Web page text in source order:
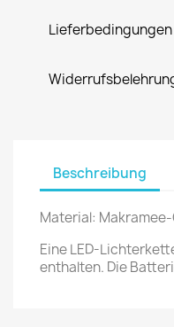
Beschreibung
Material:
Eine LED-
enthalten. Die